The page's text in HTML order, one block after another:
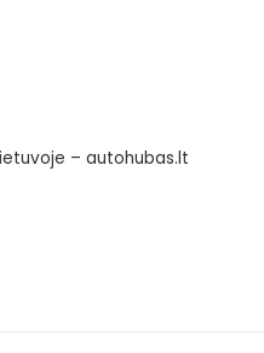
– autohubas.lt